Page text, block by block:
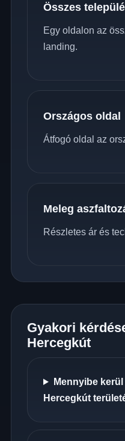
Összes
Egy oldalon az
landing.
Országos oldal
Átfogó oldal az
Meleg
Részletes ár és
Gyakori
Hercegkút
Mennyibe
Hercegkút